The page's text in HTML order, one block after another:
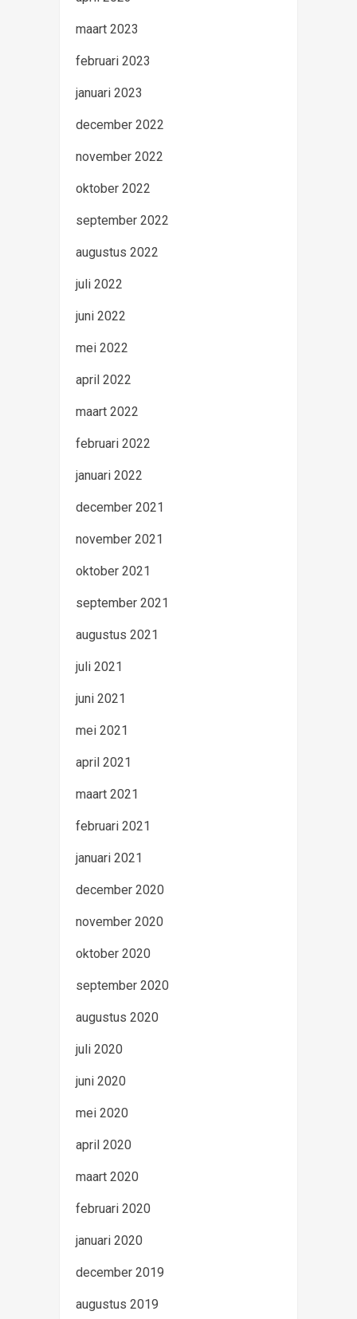
maart 2023
februari 2023
januari 2023
december 2022
november 2022
oktober 2022
september 2022
augustus 2022
juli 2022
juni 2022
mei 2022
april 2022
maart 2022
februari 2022
januari 2022
december 2021
november 2021
oktober 2021
september 2021
augustus 2021
juli 2021
juni 2021
mei 2021
april 2021
maart 2021
februari 2021
januari 2021
december 2020
november 2020
oktober 2020
september 2020
augustus 2020
juli 2020
juni 2020
mei 2020
april 2020
maart 2020
februari 2020
januari 2020
december 2019
augustus 2019